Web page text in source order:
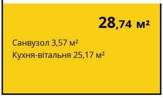
28,74 м²
Санвузол 3,57 м²
Кухня-вітальня 25,17 м²